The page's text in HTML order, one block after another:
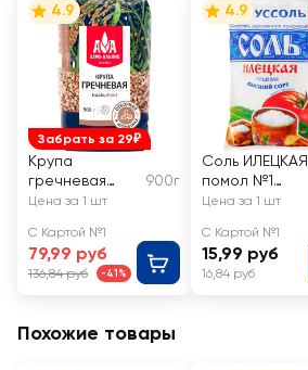
Забрать за 29₽
4.9
Крупа
гречневая
АГРО-АЛЬЯНС
Элитная
высший сорт
900г
Цена за 1 шт
С Картой №1
79,99 руб
136,84 руб -41%
4.9
Соль ИЛЕЦКАЯ
помол №1
высший сорт
Цена за 1 шт
С Картой №1
15,99 руб
16,84 руб
Похожие товары